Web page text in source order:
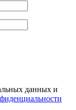
данных и